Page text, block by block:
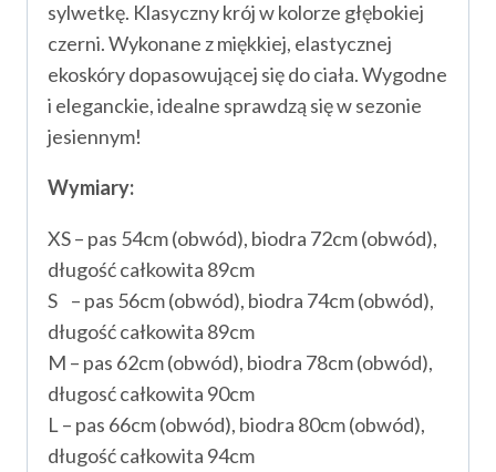
sylwetkę. Klasyczny krój w kolorze głębokiej
czerni. Wykonane z miękkiej, elastycznej
ekoskóry dopasowującej się do ciała. Wygodne
i eleganckie, idealne sprawdzą się w sezonie
jesiennym!
Wymiary:
XS – pas 54cm (obwód), biodra 72cm (obwód),
długość całkowita 89cm
S – pas 56cm (obwód), biodra 74cm (obwód),
długość całkowita 89cm
M – pas 62cm (obwód), biodra 78cm (obwód),
długosć całkowita 90cm
L – pas 66cm (obwód), biodra 80cm (obwód),
długość całkowita 94cm